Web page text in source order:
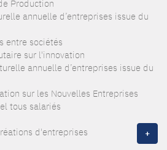
Production
annuelle d’entreprises issue du
entre sociétés
sur l'innovation
annuelle d’entreprises issue du
sur les Nouvelles Entreprises
tous salariés
d'entreprises
+